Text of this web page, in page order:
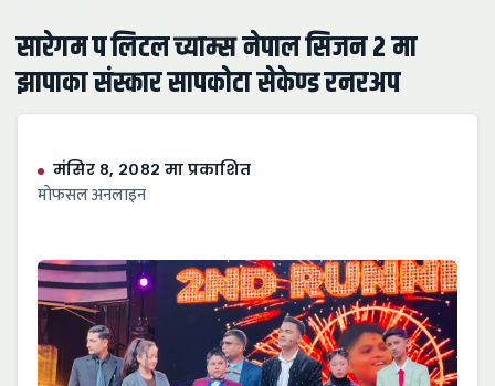
सारेगम प लिटल च्याम्स नेपाल सिजन २ मा
झापाका संस्कार सापकोटा सेकेण्ड रनरअप
मंसिर ८, २०८२ मा प्रकाशित
माेफसल अनलाइन